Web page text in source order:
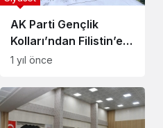
AK Parti Gençlik
Kolları’ndan Filistin’e
Destek: “Umudu
1 yıl önce